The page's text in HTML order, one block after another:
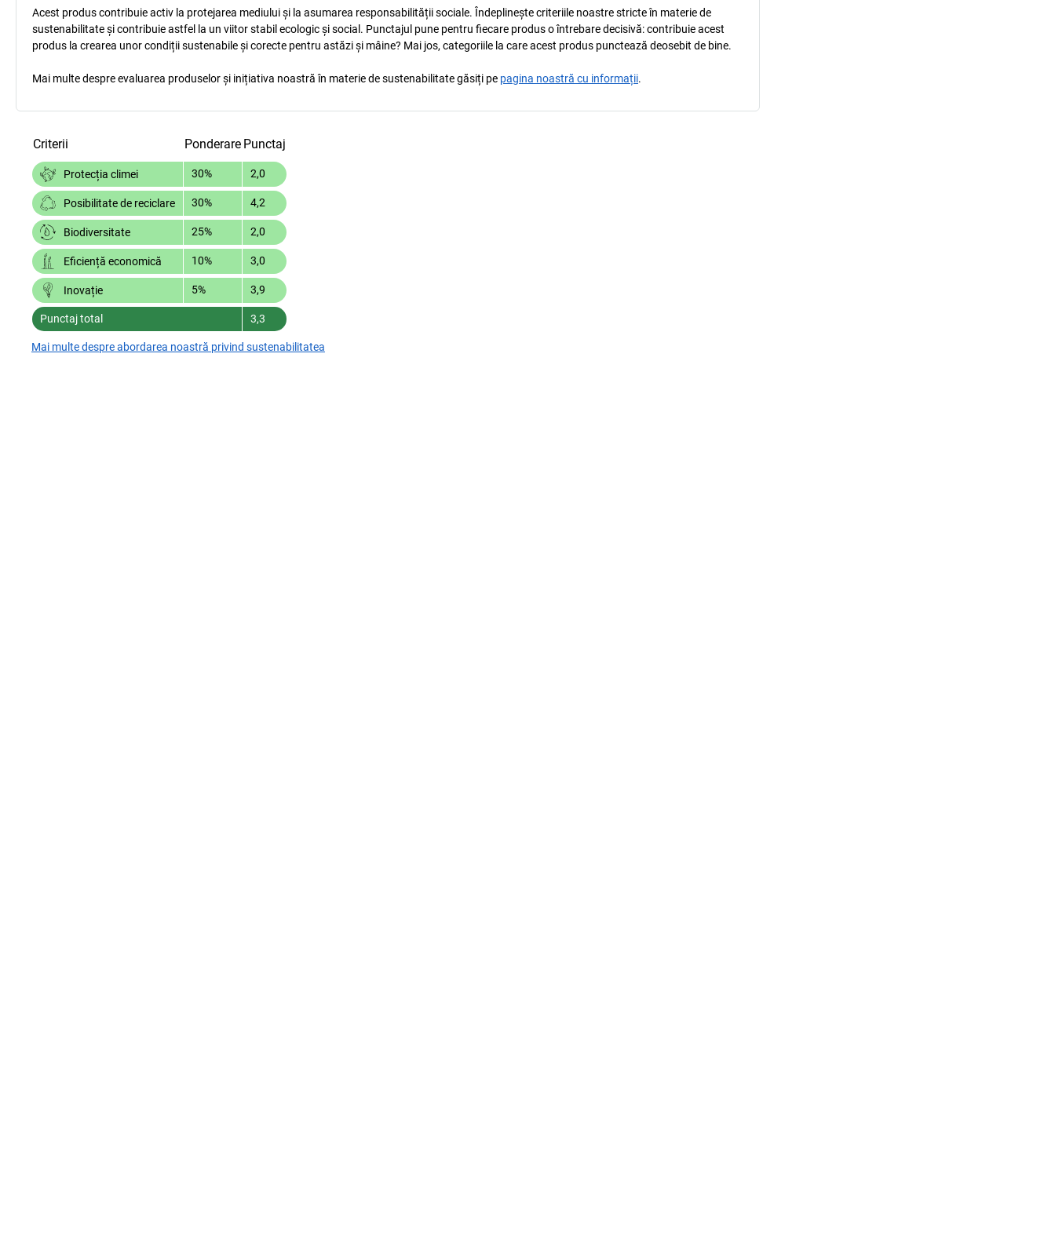
Acest produs contribuie activ la protejarea mediului și la asumarea responsabilității sociale. Îndeplinește criteriile noastre stricte în materie de
sustenabilitate și contribuie astfel la un viitor stabil ecologic și social. Punctajul pune pentru fiecare produs o întrebare decisivă: contribuie acest
produs la crearea unor condiții sustenabile și corecte pentru astăzi și mâine? Mai jos, categoriile la care acest produs punctează deosebit de bine.
Mai multe despre evaluarea produselor și inițiativa noastră în materie de sustenabilitate găsiți pe pagina noastră cu informații.
Criterii Ponderare Punctaj
Protecția climei 30% 2,0
Posibilitate de reciclare 30% 4,2
Biodiversitate 25% 2,0
Eficiență economică 10% 3,0
Inovație 5% 3,9
Punctaj total 3,3
Mai multe despre abordarea noastră privind sustenabilitatea